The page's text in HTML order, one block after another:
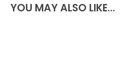
YOU MAY ALSO LIKE...